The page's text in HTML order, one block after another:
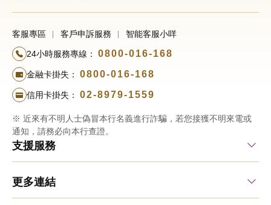
客服專區 客戶申訴服務 智能客服小咩
24小時服務專線： 0800-016-168
金融卡掛失： 0800-016-168
信用卡掛失： 02-8979-1559
※ 近來有不明人士偽冒本行名義進行詐騙，若您接獲不明來電或
通知，請務必向本行查證。
支援服務
更多連結